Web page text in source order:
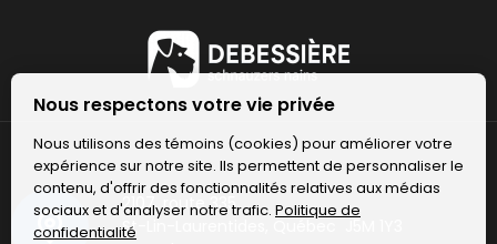
2107, route 335
St-Lin-Laurentides, Québec J5M 1Y3
Nous respectons votre vie privée
Nous utilisons des témoins (cookies) pour améliorer votre
expérience sur notre site. Ils permettent de personnaliser le
contenu, d'offrir des fonctionnalités relatives aux médias
sociaux et d'analyser notre trafic. Politique de
confidentialité